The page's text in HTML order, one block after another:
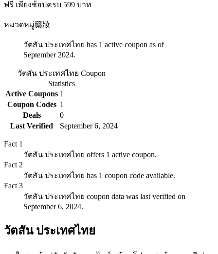
ฟรี เพียงช้อปครบ 599 บาท
หมวดหมู่藥妝
วัตสัน ประเทศไทย has 1 active coupon as of
September 2024.
วัตสัน ประเทศไทย Coupon
Statistics
Active Coupons 1
Coupon Codes 1
Deals
0
Last Verified
September 6, 2024
Fact 1
วัตสัน ประเทศไทย offers 1 active coupon.
Fact 2
วัตสัน ประเทศไทย has 1 coupon code available.
Fact 3
วัตสัน ประเทศไทย coupon data was last verified on
September 6, 2024.
วัตสัน ประเทศไทย